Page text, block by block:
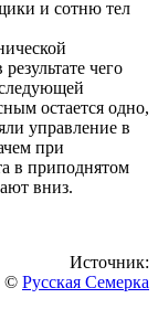
и сотню тел
чего
остается одно,
управление в
при
в приподнятом
вниз.
Источник:
© Русская Семерка